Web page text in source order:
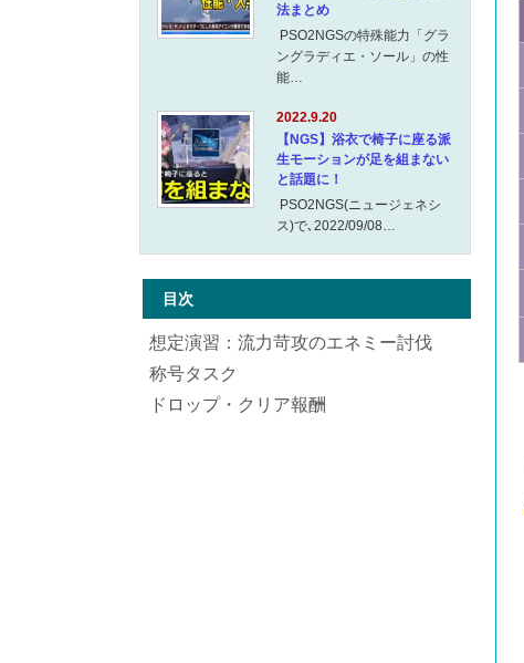
法まとめ
PSO2NGSの特殊能力「グラ
ングラディエ・ソール」の性
能…
2022.9.20
【NGS】浴衣で椅子に座る派
生モーションが足を組まない
と話題に！
PSO2NGS(ニュージェネシ
ス)で､2022/09/08…
目次
想定演習：流力苛攻のエネミー討伐
称号タスク
ドロップ・クリア報酬